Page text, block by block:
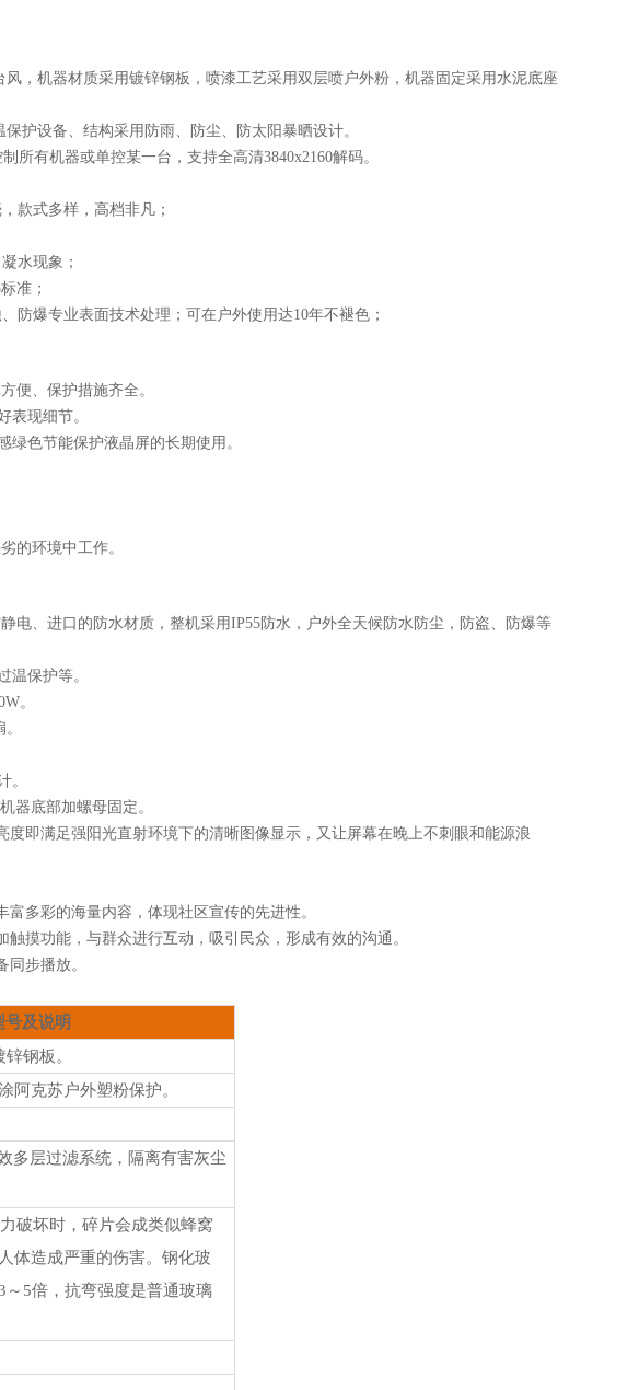
风，机器材质采用镀锌钢板，喷漆工艺采用双层喷户外粉，机器固定采用水泥底座
护设备、结构采用防雨、防尘、防太阳暴晒设计。
所有机器或单控某一台，支持全高清3840x2160解码。
款式多样，高档非凡；
水现象；
准；
防爆专业表面技术处理；可在户外使用达10年不褪色；
便、保护措施齐全。
表现细节。
绿色节能保护液晶屏的长期使用。
的环境中工作。
静电、进口的防水材质，整机采用IP55防水，户外全天候防水防尘，防盗、防爆等
温保护等。
。
。
器底部加螺母固定。
即满足强阳光直射环境下的清晰图像显示，又让屏幕在晚上不刺眼和能源浪
多彩的海量内容，体现社区宣传的先进性。
触摸功能，与群众进行互动，吸引民众，形成有效的沟通。
同步播放。
号及说明
钢板。
阿克苏户外塑粉保护。
多层过滤系统，隔离有害灰尘
破坏时，碎片会成类似蜂窝
体造成严重的伤害。钢化玻
5倍，抗弯强度是普通玻璃